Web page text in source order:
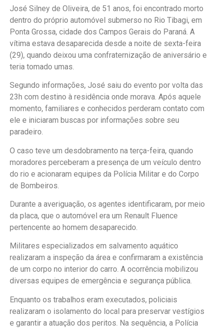
José Silney de Oliveira, de 51 anos, foi encontrado morto
dentro do próprio automóvel submerso no Rio Tibagi, em
Ponta Grossa, cidade dos Campos Gerais do Paraná. A
vítima estava desaparecida desde a noite de sexta-feira
(29), quando deixou uma confraternização de aniversário e
teria tomado umas.
Segundo informações, José saiu do evento por volta das
23h com destino à residência onde morava. Após aquele
momento, familiares e conhecidos perderam contato com
ele e iniciaram buscas por informações sobre seu
paradeiro.
O caso teve um desdobramento na terça-feira, quando
moradores perceberam a presença de um veículo dentro
do rio e acionaram equipes da Polícia Militar e do Corpo
de Bombeiros.
Durante a averiguação, os agentes identificaram, por meio
da placa, que o automóvel era um Renault Fluence
pertencente ao homem desaparecido.
Militares especializados em salvamento aquático
realizaram a inspeção da área e confirmaram a existência
de um corpo no interior do carro. A ocorrência mobilizou
diversas equipes de emergência e segurança pública.
Enquanto os trabalhos eram executados, policiais
realizaram o isolamento do local para preservar vestígios
e garantir a atuação dos peritos. Na sequência, a Polícia